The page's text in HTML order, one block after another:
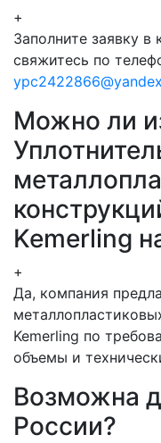
+
Заполните заявку в
свяжитесь по
Можно ли
Kemerling
+
Да, компания
Kemerling по
объемы и
Возможна
России?